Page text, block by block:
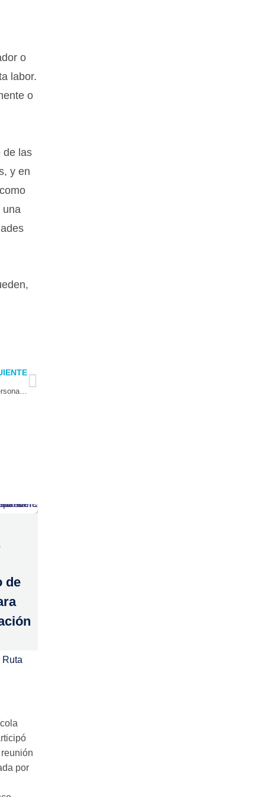
o
labor.
o
de las
y en
una
Ruta Protege permitirá entregar un total de 14 mil 600 atenciones a personas en situación de calle en Coquimbo
Next
de
por